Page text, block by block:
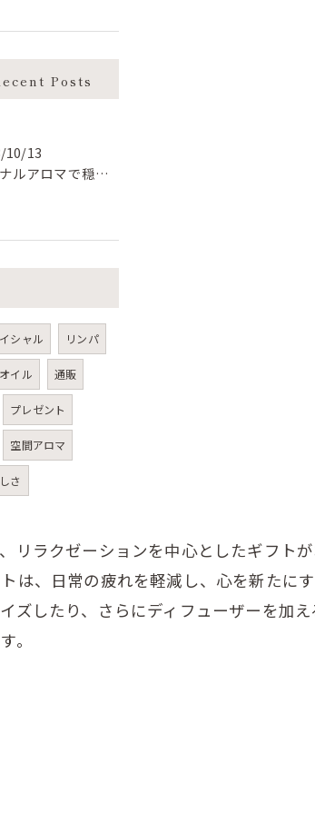
Posts
10/13
オリジナルアロマで穏やかな年の瀬を♪年末のご褒美に | マイザ
シャル リンパ
イル 通販
プレゼント
空間アロマ
さ
リラクゼーションを中心としたギフト
は、日常の疲れを軽減し、心を新たに
ズしたり、さらにディフューザーを加
。